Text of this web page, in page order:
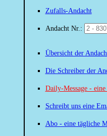
Zufalls-Andacht
Andacht Nr.:
Übersicht der
Die Schreiber der
Daily-Message -
Schreibt uns eine
Abo - eine tägliche